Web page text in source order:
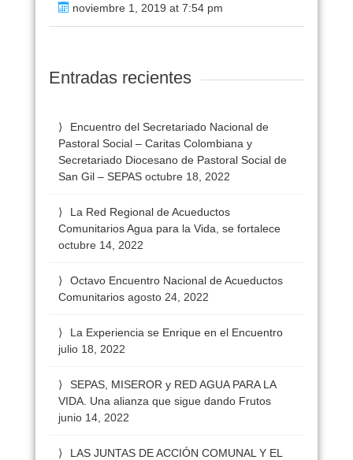
noviembre 1, 2019 at 7:54 pm
Entradas recientes
Encuentro del Secretariado Nacional de
Pastoral Social – Caritas Colombiana y
Secretariado Diocesano de Pastoral Social de
San Gil – SEPAS octubre 18, 2022
La Red Regional de Acueductos
Comunitarios Agua para la Vida, se fortalece
octubre 14, 2022
Octavo Encuentro Nacional de Acueductos
Comunitarios agosto 24, 2022
La Experiencia se Enrique en el Encuentro
julio 18, 2022
SEPAS, MISEROR y RED AGUA PARA LA
VIDA. Una alianza que sigue dando Frutos
junio 14, 2022
LAS JUNTAS DE ACCIÓN COMUNAL Y EL